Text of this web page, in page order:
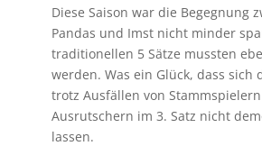
Diese Saison war die Begegnung
Pandas und Imst nicht minder
traditionellen 5 Sätze mussten
werden. Was ein Glück, dass sich
trotz Ausfällen von
Ausrutschern im 3. Satz nicht
lassen.